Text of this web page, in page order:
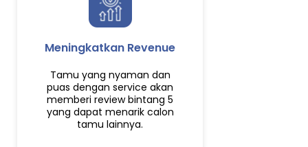
Meningkatkan Revenue
Tamu yang nyaman dan
puas dengan service akan
memberi review bintang 5
yang dapat menarik calon
tamu lainnya.